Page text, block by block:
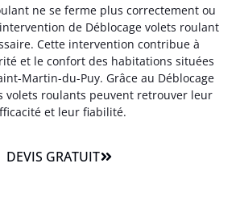
ne se ferme plus correctement ou
de Déblocage volets roulant
Cette intervention contribue à
et le confort des habitations situées
Martin-du-Puy. Grâce au Déblocage
volets roulants peuvent retrouver leur
et leur fiabilité.
DEVIS GRATUIT